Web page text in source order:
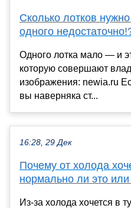
Сколько лотков
одного
Одного лотка мало — и
которую совершают
изображения: newia.ru
вы наверняка ст...
16:28, 29 Дек
Почему от холода
нормально ли это
Из-за холода хочется в